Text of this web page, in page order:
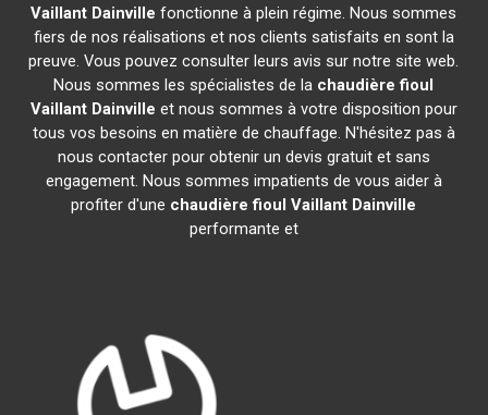
Vaillant Dainville fonctionne à plein régime. Nous sommes
fiers de nos réalisations et nos clients satisfaits en sont la
preuve. Vous pouvez consulter leurs avis sur notre site web.
Nous sommes les spécialistes de la chaudière fioul
Vaillant Dainville et nous sommes à votre disposition pour
tous vos besoins en matière de chauffage. N'hésitez pas à
nous contacter pour obtenir un devis gratuit et sans
engagement. Nous sommes impatients de vous aider à
profiter d'une chaudière fioul Vaillant Dainville
performante et